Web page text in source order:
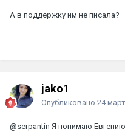
А в поддержку им не писала?
jako1
Опубликовано 24
@serpantin Я понимаю